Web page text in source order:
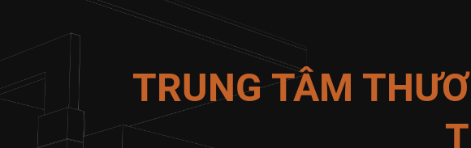
TRUNG TÂM